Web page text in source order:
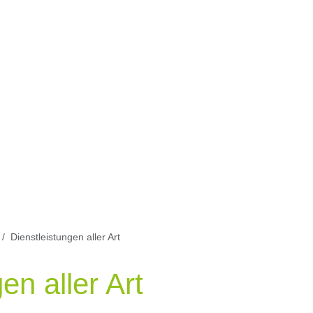
Dienstleistungen aller Art
aller Art